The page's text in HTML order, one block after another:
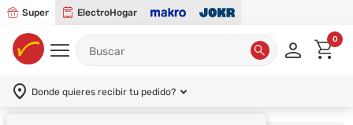
Super ElectroHogar
0
Donde quieres recibir tu pedido?